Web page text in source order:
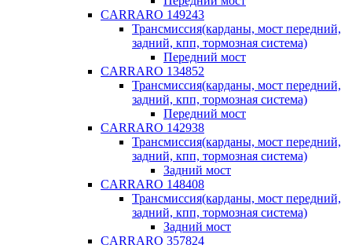
CARRARO 149243
Трансмиссия(карданы, мост передний,
задний, кпп, тормозная система)
Передний мост
CARRARO 134852
Трансмиссия(карданы, мост передний,
задний, кпп, тормозная система)
Передний мост
CARRARO 142938
Трансмиссия(карданы, мост передний,
задний, кпп, тормозная система)
Задний мост
CARRARO 148408
Трансмиссия(карданы, мост передний,
задний, кпп, тормозная система)
Задний мост
CARRARO 357824